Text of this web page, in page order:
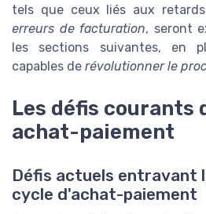
tels que ceux liés aux
erreurs de facturation, seront
les sections suivantes, en
capables de révolutionner le
Les défis courants
achat-paiement
Défis actuels entravant
cycle d'achat-paiement